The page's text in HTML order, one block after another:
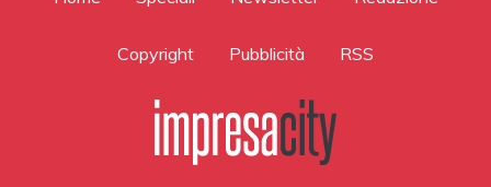
Copyright Pubblicità RSS